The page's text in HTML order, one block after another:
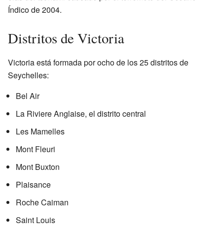
Índico de 2004.
Distritos de Victoria
Victoria está formada por ocho de los 25 distritos de
Seychelles:
Bel Air
La Riviere Anglaise, el distrito central
Les Mamelles
Mont Fleuri
Mont Buxton
Plaisance
Roche Caiman
Saint Louis